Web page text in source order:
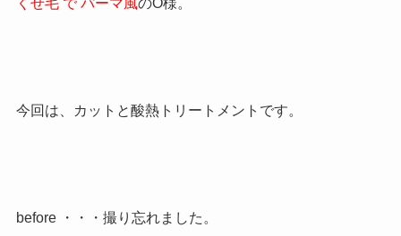
くせ毛 で パーマ風のO様。
今回は、カットと酸熱トリートメントです。
before ・・・撮り忘れました。